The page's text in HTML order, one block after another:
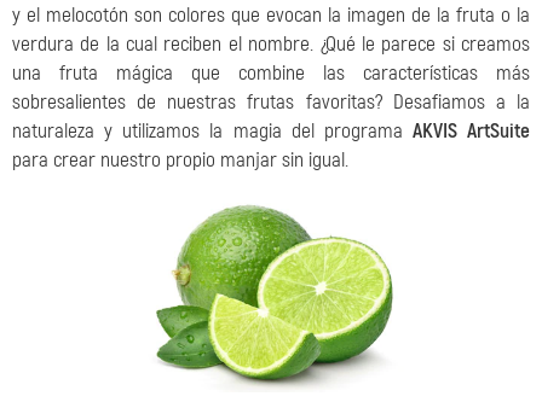
y el melocotón son colores que evocan la imagen de la fruta o la
verdura de la cual reciben el nombre. ¿Qué le parece si creamos
una fruta mágica que combine las características más
sobresalientes de nuestras frutas favoritas? Desafiamos a la
naturaleza y utilizamos la magia del programa AKVIS ArtSuite
para crear nuestro propio manjar sin igual.